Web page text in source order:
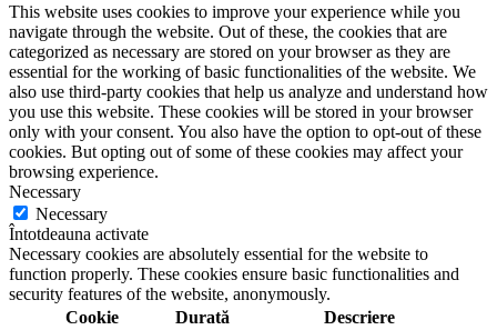
This website uses cookies to improve your experience while you
navigate through the website. Out of these, the cookies that are
categorized as necessary are stored on your browser as they are
essential for the working of basic functionalities of the website. We
also use third-party cookies that help us analyze and understand how
you use this website. These cookies will be stored in your browser
only with your consent. You also have the option to opt-out of these
cookies. But opting out of some of these cookies may affect your
browsing experience.
Necessary
Necessary
Întotdeauna activate
Necessary cookies are absolutely essential for the website to
function properly. These cookies ensure basic functionalities and
security features of the website, anonymously.
Cookie
Durată Descriere